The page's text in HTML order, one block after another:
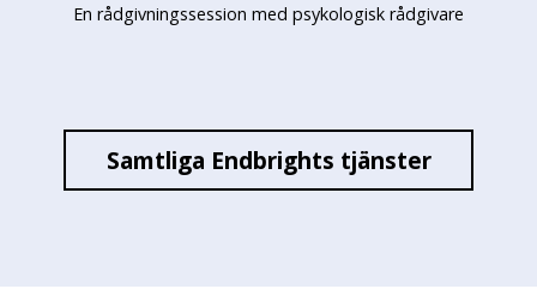
En rådgivningssession med psykologisk rådgivare
Samtliga Endbrights tjänster